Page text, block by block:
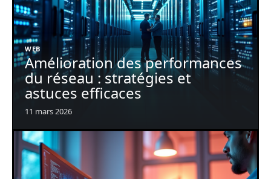
WEB
Amélioration des performances
du réseau : stratégies et
astuces efficaces
11 mars 2026